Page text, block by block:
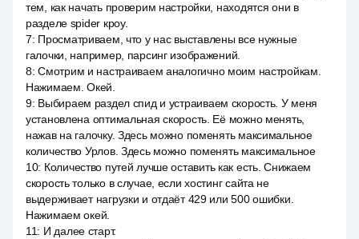
тем, как начать проверим настройки, находятся они в
разделе spider кроу.
7: Просматриваем, что у нас выставлены все нужные
галочки, например, парсинг изображений.
8:Смотрим и настраиваем аналогично моим настройкам.
Нажимаем. Окей.
9: Выбираем раздел спид и устраиваем скорость. У меня
установлена оптимальная скорость. Её можно менять,
нажав на галочку. Здесь можно поменять максимальное
количество Урлов. Здесь можно поменять максимальное
10: Количество путей лучше оставить как есть. Снижаем
скорость только в случае, если хостинг сайта не
выдерживает нагрузки и отдаёт 429 или 500 ошибки.
Нажимаем окей.
11: И далее старт.